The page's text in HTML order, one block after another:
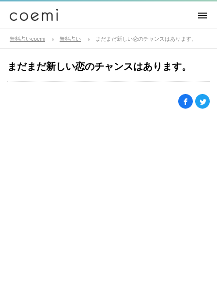
無料占いcoemi 無料占い まだまだ新しい恋のチャンスはあります。
まだまだ新しい恋のチャンスはあります。